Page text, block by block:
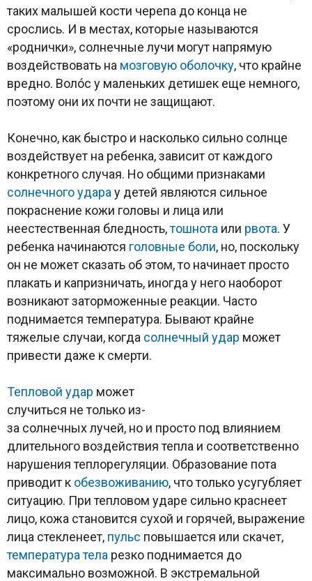
таких малышей кости черепа до конца не
срослись. И в местах, которые называются
«роднички», солнечные лучи могут напрямую
воздействовать на мозговую оболочку, что крайне
вредно. Волóс у маленьких детишек еще немного,
поэтому они их почти не защищают.
Конечно, как быстро и насколько сильно солнце
воздействует на ребенка, зависит от каждого
конкретного случая. Но общими признаками
солнечного удара у детей являются сильное
покраснение кожи головы и лица или
неестественная бледность,тошнота или рвота. У
ребенка начинаются головные боли, но, поскольку
он не может сказать об этом, то начинает просто
плакать и капризничать, иногда у него наоборот
возникают заторможенные реакции. Часто
поднимается температура. Бывают крайне
тяжелые случаи, когда солнечный удар может
привести даже к смерти.
Тепловой удар может
случиться не только из-
за солнечных лучей, но и просто под влиянием
длительного воздействия тепла и соответственно
нарушения теплорегуляции. Образование пота
приводит к обезвоживанию, что только усугубляет
ситуацию. При тепловом ударе сильно краснеет
лицо, кожа становится сухой и горячей, выражение
лица стекленеет, пульс повышается или скачет,
температура тела резко поднимается до
максимально возможной. В экстремальной